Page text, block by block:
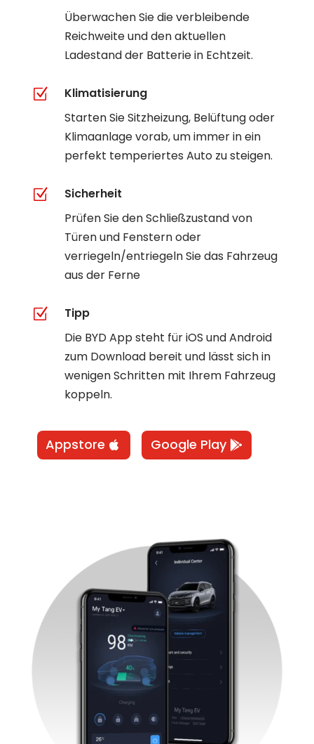
Überwachen Sie die verbleibende
Reichweite und den aktuellen
Ladestand der Batterie in Echtzeit.
Z
Klimatisierung
Starten Sie Sitzheizung, Belüftung oder
Klimaanlage vorab, um immer in ein
perfekt temperiertes Auto zu steigen.
Z
Sicherheit
Prüfen Sie den Schließzustand von
Türen und Fenstern oder
verriegeln/entriegeln Sie das Fahrzeug
aus der Ferne
Z
Tipp
Die BYD App steht für iOS und Android
zum Download bereit und lässt sich in
wenigen Schritten mit Ihrem Fahrzeug
koppeln.
Appstore Google Play